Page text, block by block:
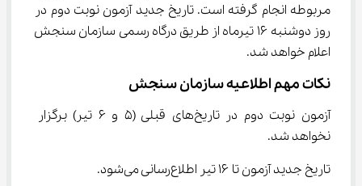
مربوطه انجام گرفته است. تاریخ جدید آزمون نوبت دوم در
روز دوشنبه ۱۶ تیرماه از طریق درگاه رسمی سازمان سنجش
اعلام خواهد شد.
نکات مهم اطلاعیه سازمان سنجش
آزمون نوبت دوم در تاریخ‌های قبلی (۵ و ۶ تیر) برگزار
نخواهد شد.
تاریخ جدید آزمون تا ۱۶ تیر اطلاع‌رسانی می‌شود.